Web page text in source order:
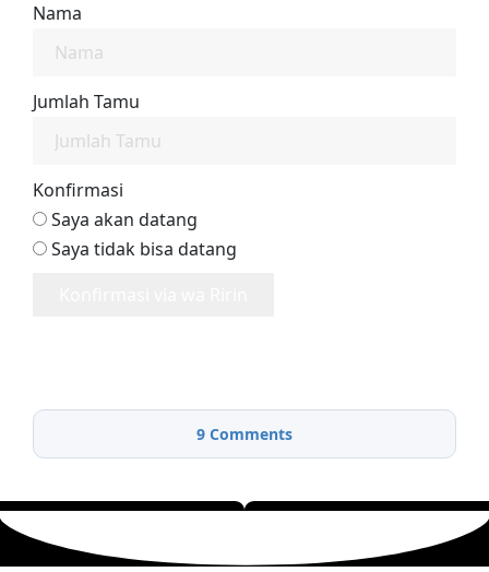
Nama
Jumlah Tamu
Konfirmasi
Saya akan datang
Saya tidak bisa datang
9 Comments